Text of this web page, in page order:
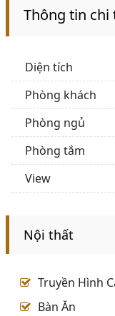
Thông tin chi
Diện tích
Phòng khách
Phòng ngủ
Phòng tắm
View
Nội thất
Truyền Hình
Bàn Ăn